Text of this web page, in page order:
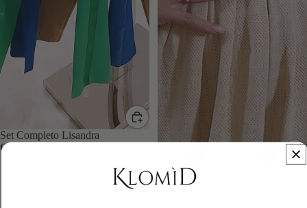
Set Completo Lisandra
€139,95
IN SCONTO
Set Completo Dalya
Prezzo promozionale